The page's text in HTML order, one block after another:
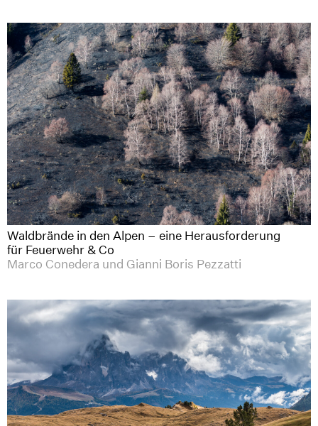
Waldbrände in den Alpen – eine Herausforderung
für Feuerwehr & Co
Marco Conedera und Gianni Boris Pezzatti